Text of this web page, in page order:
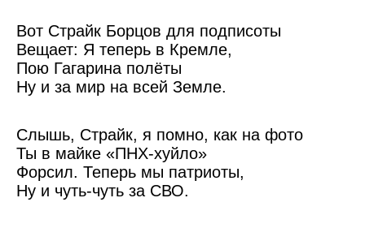
Вот Страйк Борцов для подписоты
Вещает: Я теперь в Кремле,
Пою Гагарина полёты
Ну и за мир на всей Земле.
Слышь, Страйк, я помно, как на фото
Ты в майке «ПНХ-хуйло»
Форсил. Теперь мы патриоты,
Ну и чуть-чуть за СВО.